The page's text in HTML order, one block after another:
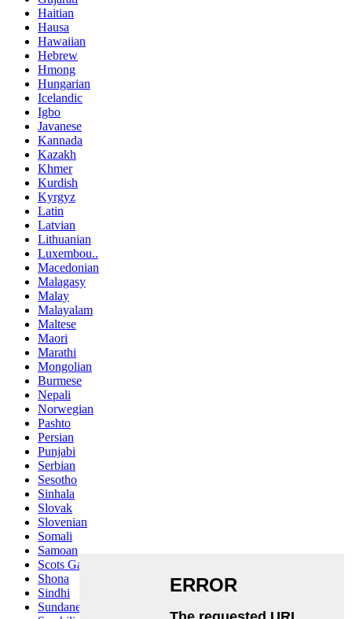
Haitian
Hausa
Hawaiian
Hebrew
Hmong
Hungarian
Icelandic
Igbo
Javanese
Kannada
Kazakh
Khmer
Kurdish
Kyrgyz
Latin
Latvian
Lithuanian
Luxembou..
Macedonian
Malagasy
Malay
Malayalam
Maltese
Maori
Marathi
Mongolian
Burmese
Nepali
Norwegian
Pashto
Persian
Punjabi
Serbian
Sesotho
Sinhala
Slovak
Slovenian
Somali
Samoan
Scots Gaelic
Shona
Sindhi
Sundanese